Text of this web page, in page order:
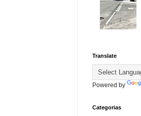
Translate
Powered by
Categorias